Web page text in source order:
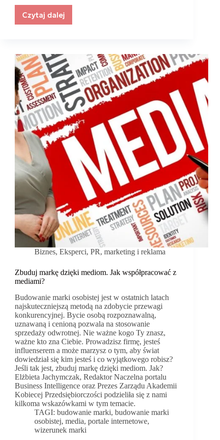
Czytaj dalej
Siła
wiosenna
sesja
wizerunkowa
Europejskiego
Klubu
Kobiet
Biznesu
Biznes, Eksperci, PR, marketing i reklama
Zbuduj markę dzięki mediom. Jak współpracować z
mediami?
Budowanie marki osobistej jest w ostatnich latach
najskuteczniejszą metodą na zdobycie przewagi
konkurencyjnej. Bycie osobą rozpoznawalną,
uznawaną i cenioną pozwala na stosowanie
sprzedaży odwrotnej. Nie ważne kogo Ty znasz,
ważne kto zna Ciebie. Prowadzisz firmę, jesteś
influenserem a może marzysz o tym, aby świat
dowiedział się kim jesteś i co wyjątkowego robisz?
Jeśli tak jest, zbuduj markę dzięki mediom. Jak?
Elżbieta Jachymczak, Redaktor Naczelna portalu
Business Intelligence oraz Prezes Zarządu Akademii
Kobiecej Przedsiębiorczości podzieliła się z nami
kilkoma wskazówkami w tym temacie.
TAGI: budowanie marki,budowanie marki
osobistej, media, portale internetowe,
wizerunek marki